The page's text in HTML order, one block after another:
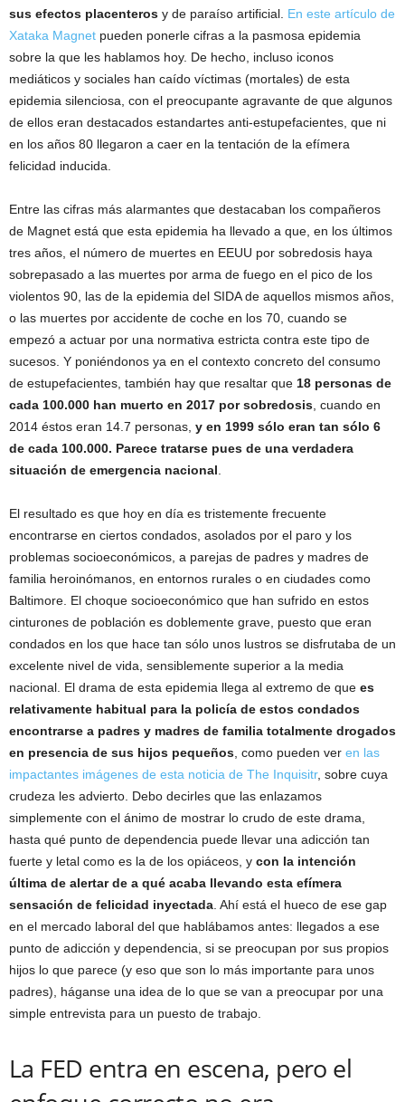
sus efectos placenteros y de paraíso artificial. En este artículo de
Xataka Magnet pueden ponerle cifras a la pasmosa epidemia
sobre la que les hablamos hoy. De hecho, incluso iconos
mediáticos y sociales han caído víctimas (mortales) de esta
epidemia silenciosa, con el preocupante agravante de que algunos
de ellos eran destacados estandartes anti-estupefacientes, que ni
en los años 80 llegaron a caer en la tentación de la efímera
felicidad inducida.
Entre las cifras más alarmantes que destacaban los compañeros
de Magnet está que esta epidemia ha llevado a que, en los últimos
tres años, el número de muertes en EEUU por sobredosis haya
sobrepasado a las muertes por arma de fuego en el pico de los
violentos 90, las de la epidemia del SIDA de aquellos mismos años,
o las muertes por accidente de coche en los 70, cuando se
empezó a actuar por una normativa estricta contra este tipo de
sucesos. Y poniéndonos ya en el contexto concreto del consumo
de estupefacientes, también hay que resaltar que 18 personas de
cada 100.000 han muerto en 2017 por sobredosis , cuando en
2014 éstos eran 14.7 personas, y en 1999 sólo eran tan sólo 6
de cada 100.000. Parece tratarse pues de una verdadera
situación de emergencia nacional
El resultado es que hoy en día es tristemente frecuente
encontrarse en ciertos condados, asolados por el paro y los
problemas socioeconómicos, a parejas de padres y madres de
familia heroinómanos, en entornos rurales o en ciudades como
Baltimore. El choque socioeconómico que han sufrido en estos
cinturones de población es doblemente grave, puesto que eran
condados en los que hace tan sólo unos lustros se disfrutaba de un
excelente nivel de vida, sensiblemente superior a la media
nacional. El drama de esta epidemia llega al extremo de que es
relativamente habitual para la policía de estos condados
encontrarse a padres y madres de familia totalmente drogados
en presencia de sus hijos pequeños , como pueden ver en las
impactantes imágenes de esta noticia de The Inquisitr, sobre cuya
crudeza les advierto. Debo decirles que las enlazamos
simplemente con el ánimo de mostrar lo crudo de este drama,
hasta qué punto de dependencia puede llevar una adicción tan
fuerte y letal como es la de los opiáceos, y con la intención
última de alertar de a qué acaba llevando esta efímera
sensación de felicidad inyectada . Ahí está el hueco de ese gap
en el mercado laboral del que hablábamos antes: llegados a ese
punto de adicción y dependencia, si se preocupan por sus propios
hijos lo que parece (y eso que son lo más importante para unos
padres), háganse una idea de lo que se van a preocupar por una
simple entrevista para un puesto de trabajo.
La FED entra en escena, pero el